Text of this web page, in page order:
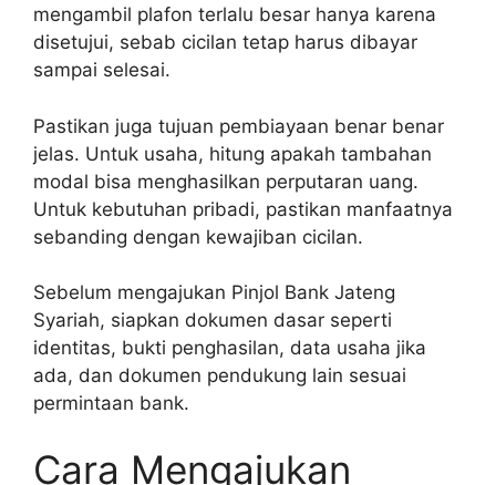
mengambil plafon terlalu besar hanya karena
disetujui, sebab cicilan tetap harus dibayar
sampai selesai.
Pastikan juga tujuan pembiayaan benar benar
jelas. Untuk usaha, hitung apakah tambahan
modal bisa menghasilkan perputaran uang.
Untuk kebutuhan pribadi, pastikan manfaatnya
sebanding dengan kewajiban cicilan.
Sebelum mengajukan Pinjol Bank Jateng
Syariah, siapkan dokumen dasar seperti
identitas, bukti penghasilan, data usaha jika
ada, dan dokumen pendukung lain sesuai
permintaan bank.
Cara Mengajukan